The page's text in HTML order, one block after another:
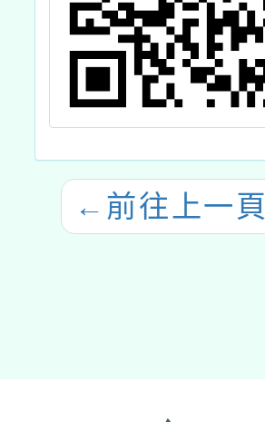
← 前往上一頁